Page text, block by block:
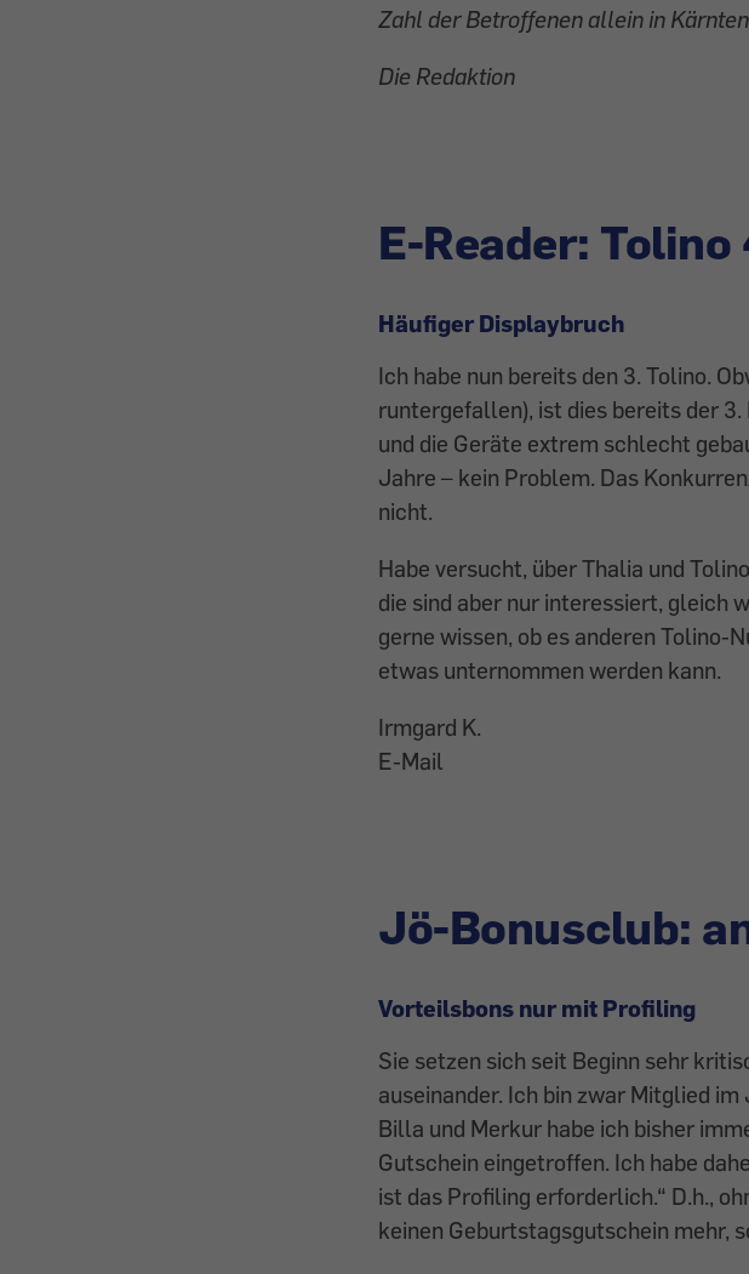
Zahl der Betroffenen allein in
Die Redaktion
E-Reader:
Häufiger Displaybruch
Ich habe nun bereits den 3. Tolino.
runtergefallen), ist dies bereits der
und die Geräte extrem schlecht
Jahre – kein Problem. Das
nicht.
Habe versucht, über Thalia und
die sind aber nur interessiert, gleich
gerne wissen, ob es anderen Tolino-
etwas unternommen werden kann.
Irmgard K.
E-Mail
Jö-Bonusclub:
Vorteilsbons nur mit Profiling
Sie setzen sich seit Beginn sehr
auseinander. Ich bin zwar Mitglied
Billa und Merkur habe ich bisher
Gutschein eingetroffen. Ich habe
ist das Profiling erforderlich.“ D.h.,
keinen Geburtstagsgutschein mehr,